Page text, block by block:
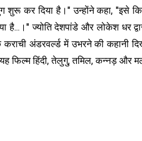
शुरू कर दिया है।" उन्होंने कहा,
ज्योति देशपांडे और लोकेश धर
अंडरवर्ल्ड में उभरने की
फिल्म हिंदी, तेलुगु, तमिल, कन्नड़ और